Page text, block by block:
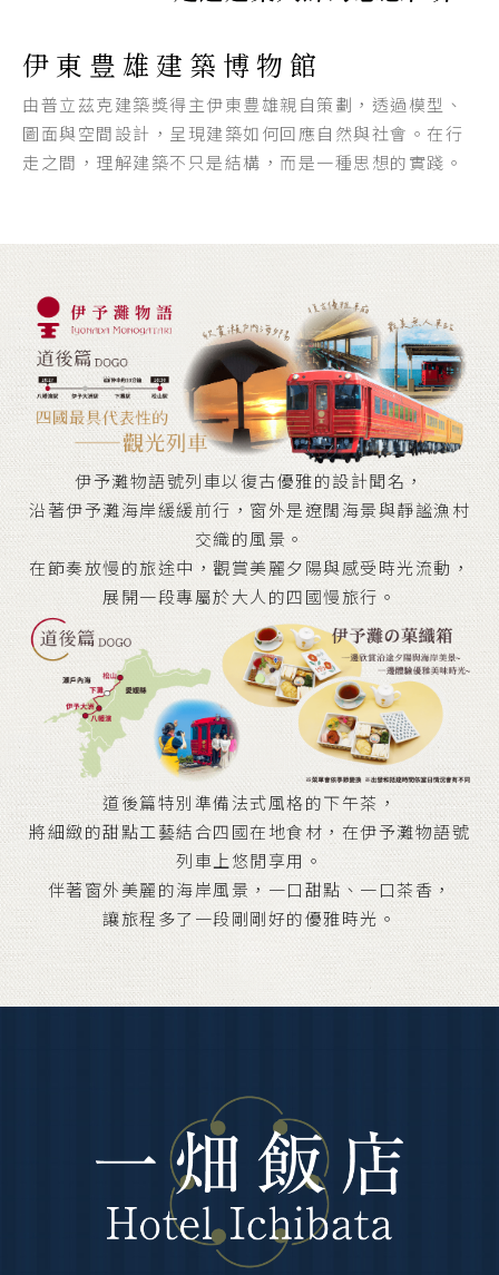
伊東豊雄建築博物館
由普立茲克建築獎得主伊東豊雄親自策劃，透過模型、
圖面與空間設計，呈現建築如何回應自然與社會。在行
走之間，理解建築不只是結構，而是一種思想的實踐。
伊予灘物語號列車以復古優雅的設計聞名，
沿著伊予灘海岸緩緩前行，窗外是遼闊海景與靜謐漁村
交織的風景。
在節奏放慢的旅途中，觀賞美麗夕陽與感受時光流動，
展開一段專屬於大人的四國慢旅行。
道後篇特別準備法式風格的下午茶，
將細緻的甜點工藝結合四國在地食材，在伊予灘物語號
列車上悠閒享用。
伴著窗外美麗的海岸風景，一口甜點、一口茶香，
讓旅程多了一段剛剛好的優雅時光。